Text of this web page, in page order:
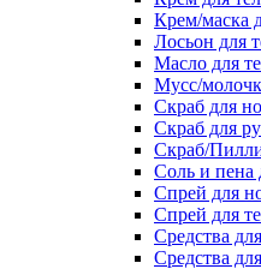
Крем/маска
Лосьон для
Масло для
Мусс/
Скраб для
Скраб для
Скраб/
Соль и пена
Спрей для
Спрей для
Средства
Средства